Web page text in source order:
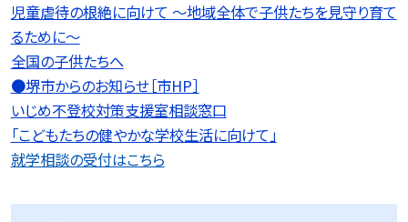
児童虐待の根絶に向けて 〜地域全体で子供たちを見守り育て
るために〜
全国の子供たちへ
●堺市からのお知らせ［市HP］
いじめ不登校対策支援室相談窓口
「こどもたちの健やかな学校生活に向けて」
就学相談の受付はこちら